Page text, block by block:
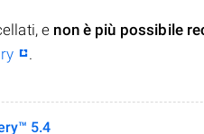
e non è più possibile
.
5.4